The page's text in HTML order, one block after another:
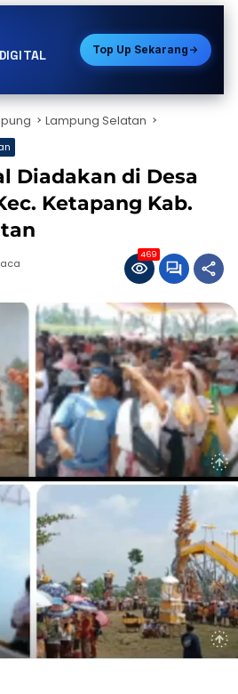
Top Up Sekarang
Lampung Selatan
Diadakan di Desa
Ketapang Kab.
469